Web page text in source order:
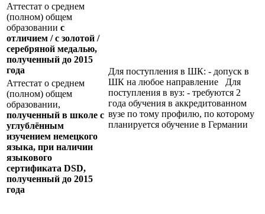
Аттестат о среднем
(полном) общем
образовании с
отличием / с золотой /
серебряной медалью,
полученный до 2015
года
Для поступления в ШК: - допуск в
ШК на любое направление Для
поступления в вуз: - требуются 2
года обучения в аккредитованном
вузе по тому профилю, по которому
планируется обучение в Германии
Аттестат о среднем
(полном) общем
образовании,
полученный в школе с
углублённым
изучением немецкого
языка, при наличии
языкового
сертификата DSD,
полученный до 2015
года